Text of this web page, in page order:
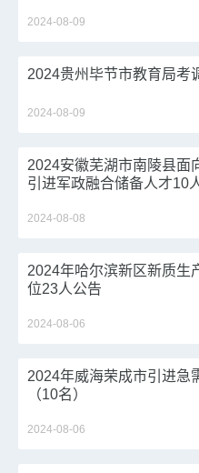
2024-08-09
2024贵州毕节市教育局考
2024-08-09
2024安徽芜湖市南陵县面
引进军政融合储备人才10
2024-08-08
2024年哈尔滨新区新质生
位23人公告
2024-08-06
2024年威海荣成市引进急
（10名）
2024-08-06